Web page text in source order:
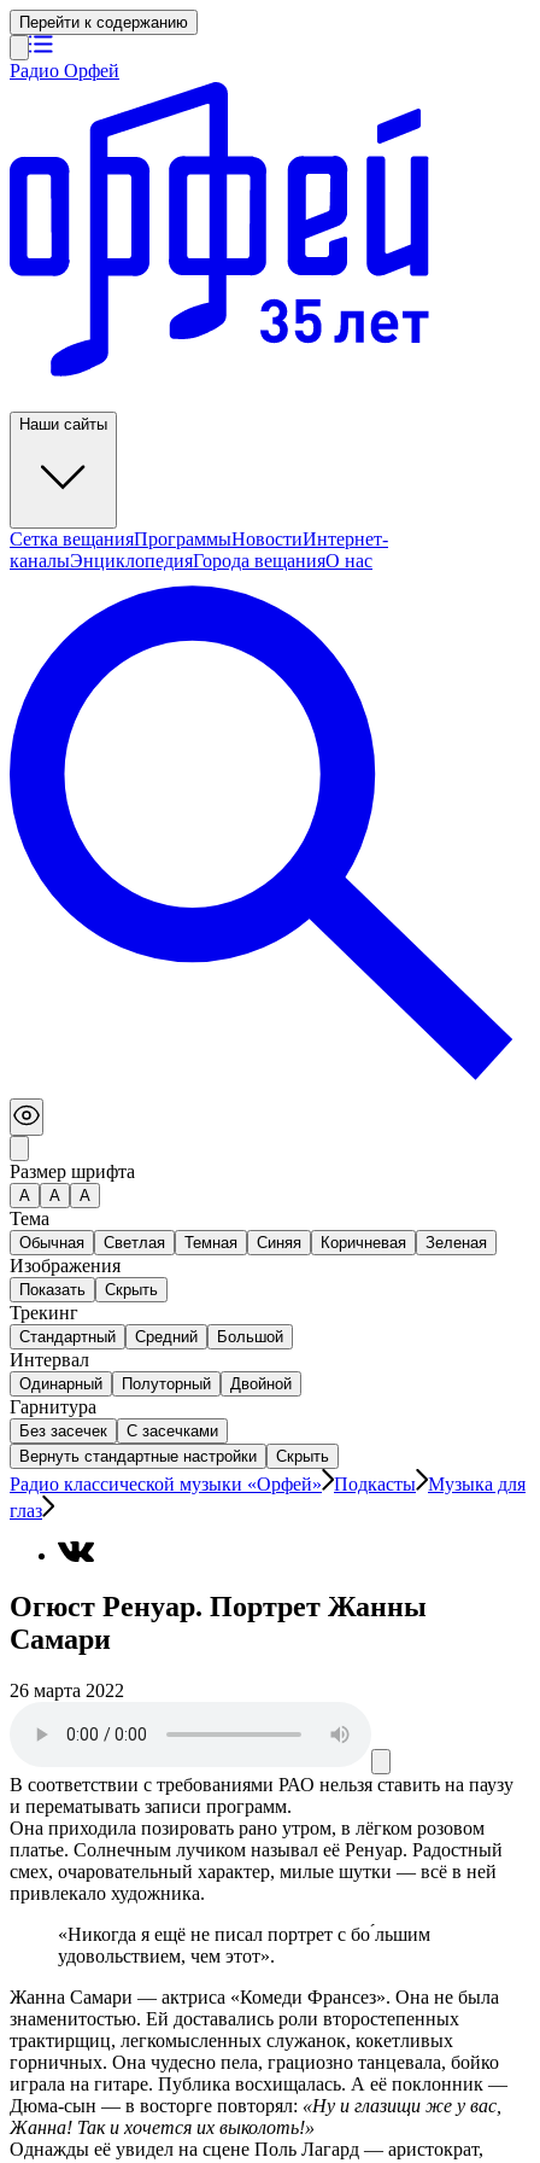
Перейти к содержанию
Радио Орфей
Наши сайты
Сетка вещанияПрограммыНовостиИнтернет-
каналыЭнциклопедияГорода вещанияО нас
Размер шрифта
А A A
Тема
Обычная Светлая Темная Синяя Коричневая Зеленая
Изображения
Показать Скрыть
Трекинг
Стандартный Средний Большой
Интервал
Одинарный Полуторный Двойной
Гарнитура
Без засечек
С засечками
Вернуть стандартные настройки
Скрыть
Радио классической музыки «Орфей» Подкасты Музыка для
глаз
Огюст Ренуар. Портрет Жанны
Самари
26 марта 2022
В соответствии с требованиями РАО нельзя ставить на паузу
и перематывать записи программ.
Она приходила позировать рано утром, в лёгком розовом
платье. Солнечным лучиком называл её Ренуар. Радостный
смех, очаровательный характер, милые шутки — всё в ней
привлекало художника.
«Никогда я ещё не писал портрет с бо ́льшим
удовольствием, чем этот».
Жанна Самари — актриса «Комеди Франсез». Она не была
знаменитостью. Ей доставались роли второстепенных
трактирщиц, легкомысленных служанок, кокетливых
горничных. Она чудесно пела, грациозно танцевала, бойко
играла на гитаре. Публика восхищалась. А её поклонник —
Дюма-сын — в восторге повторял: «Ну и глазищи же у вас,
Жанна! Так и хочется их выколоть!»
Однажды её увидел на сцене Поль Лагард — аристократ,